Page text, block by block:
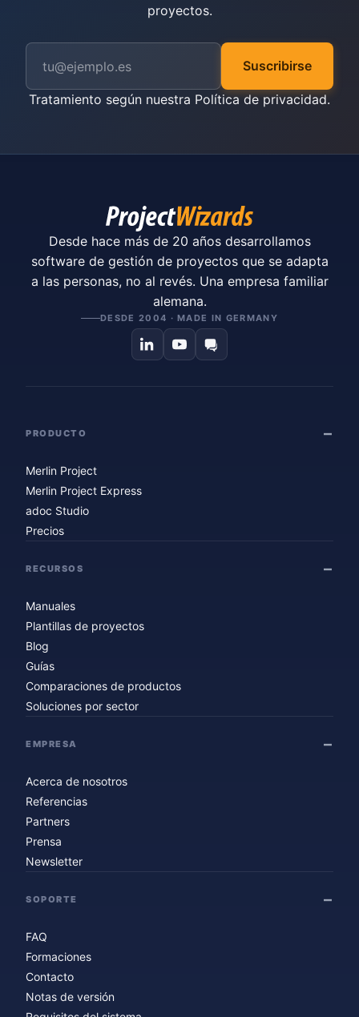
proyectos.
Suscribirse
Tratamiento según nuestra Política de privacidad.
Desde hace más de 20 años desarrollamos
software de gestión de proyectos que se adapta
a las personas, no al revés. Una empresa familiar
alemana.
DESDE 2004 · MADE IN GERMANY
PRODUCTO
Merlin Project
Merlin Project Express
adoc Studio
Precios
RECURSOS
Manuales
Plantillas de proyectos
Blog
Guías
Comparaciones de productos
Soluciones por sector
EMPRESA
Acerca de nosotros
Referencias
Partners
Prensa
Newsletter
SOPORTE
FAQ
Formaciones
Contacto
Notas de versión